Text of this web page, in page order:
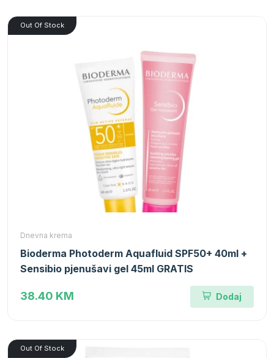
Out Of Stock
Dnevna krema
Bioderma Photoderm Aquafluid SPF50+ 40ml +
Sensibio pjenušavi gel 45ml GRATIS
38.40 KM Dodaj
Out Of Stock